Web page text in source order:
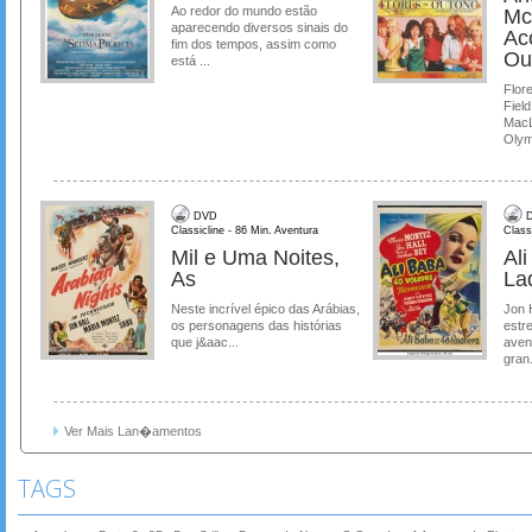
Ao redor do mundo estão
aparecendo diversos sinais do
fim dos tempos, assim como
está ...
DVD
Classicline - 86 Min. Aventura
Mil e Uma Noites,
As
Neste incrível épico das Arábias,
os personagens das histórias
que j&aac...
Ali
Jon
Ver Mais Lan�amentos
TAGS